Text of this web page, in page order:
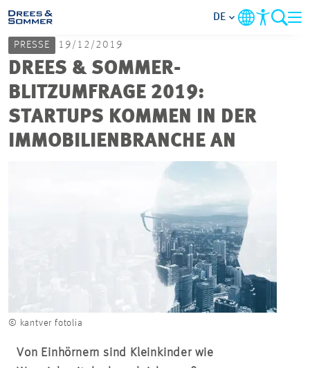
MARKETS
SERVICES
UNTERNEHMEN
KARRIERE
PROJEKTE
KONTAKT
DE
PRESSE 19/12/2019
DREES & SOMMER-
BLITZUMFRAGE 2019:
STARTUPS KOMMEN IN DER
IMMOBILIENBRANCHE AN
© kantver fotolia
Von Einhörnern sind Kleinkinder wie